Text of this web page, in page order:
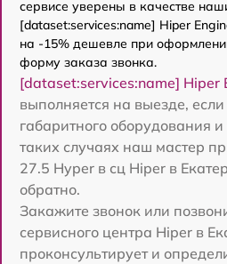
сервисе уверены в качестве
[dataset:services:name] Hiper
на -15% дешевле при
форму заказа звонка.
[dataset:services:name] Hiper
выполняется на выезде, если
габаритного оборудования
таких случаях наш мастер
27.5 Нyper в сц Hiper в
обратно.
Закажите звонок или
сервисного центра Hiper в
проконсультирует и